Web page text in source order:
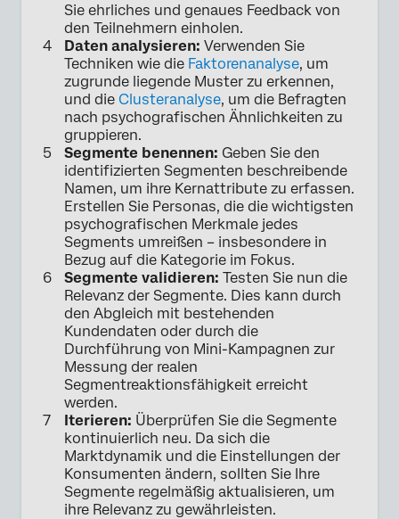
Sie ehrliches und genaues Feedback von
den Teilnehmern einholen.
Daten analysieren: Verwenden Sie
Techniken wie die Faktorenanalyse, um
zugrunde liegende Muster zu erkennen,
und die Clusteranalyse, um die Befragten
nach psychografischen Ähnlichkeiten zu
gruppieren.
Segmente benennen: Geben Sie den
identifizierten Segmenten beschreibende
Namen, um ihre Kernattribute zu erfassen.
Erstellen Sie Personas, die die wichtigsten
psychografischen Merkmale jedes
Segments umreißen – insbesondere in
Bezug auf die Kategorie im Fokus.
Segmente validieren: Testen Sie nun die
Relevanz der Segmente. Dies kann durch
den Abgleich mit bestehenden
Kundendaten oder durch die
Durchführung von Mini-Kampagnen zur
Messung der realen
Segmentreaktionsfähigkeit erreicht
werden.
Iterieren: Überprüfen Sie die Segmente
kontinuierlich neu. Da sich die
Marktdynamik und die Einstellungen der
Konsumenten ändern, sollten Sie Ihre
Segmente regelmäßig aktualisieren, um
ihre Relevanz zu gewährleisten.